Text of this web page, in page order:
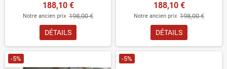
188,10 €
Notre ancien prix 198,00 €
DÉTAILS
188,10 €
Notre ancien prix 198,00 €
DÉTAILS
-5% -5%